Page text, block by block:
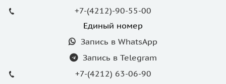
+7-(4212)-90-55-00
Единый номер
Запись в WhatsApp
Запись в Telegram
+7-(4212) 63-06-90